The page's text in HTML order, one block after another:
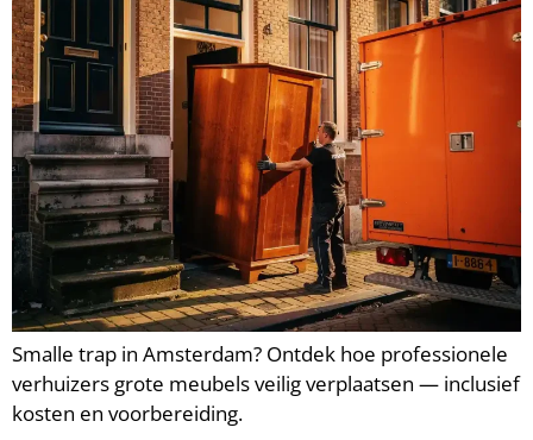
Smalle trap in Amsterdam? Ontdek hoe professionele
verhuizers grote meubels veilig verplaatsen — inclusief
kosten en voorbereiding.